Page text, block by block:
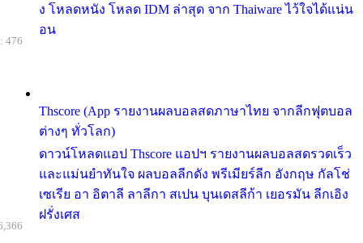
ง โหลดหนัง โหลด IDM ล่าสุด จาก Thaiware ไว้ใจได้แน่น
อน
Thscore (App รายงานผลบอลสดภาษาไทย จากลีกฟุตบอล
ต่างๆ ทั่วโลก)
ดาวน์โหลดแอป Thscore แอปฯ รายงานผลบอลสดรวดเร็ว
และแม่นยำทันใจ ผลบอลลีกดัง พรีเมียร์ลีก อังกฤษ กัลโช่
เซเรีย อา อิตาลี ลาลีกา สเปน บุนเดสลีก้า เยอรมัน ลีกเอิง
ฝรั่งเศส
476